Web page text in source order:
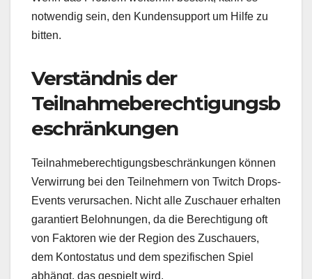
notwendig sein, den Kundensupport um Hilfe zu
bitten.
Verständnis der
Teilnahmeberechtigungsb
eschränkungen
Teilnahmeberechtigungsbeschränkungen können
Verwirrung bei den Teilnehmern von Twitch Drops-
Events verursachen. Nicht alle Zuschauer erhalten
garantiert Belohnungen, da die Berechtigung oft
von Faktoren wie der Region des Zuschauers,
dem Kontostatus und dem spezifischen Spiel
abhängt, das gespielt wird.